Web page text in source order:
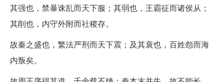
其强也，禁暴诛乱而天下服；其弱也，王霸征而诸侯从；
其削也，内守外附而社稷存。
故秦之盛也，繁法严刑而天下震；及其衰也，百姓怨而海
内叛矣。